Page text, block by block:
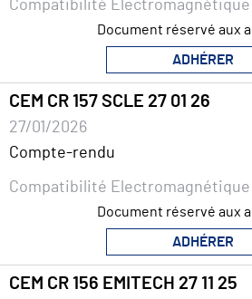
Compatibilité Electromagnétique
Document réservé aux
ADHÉRER
CEM CR 157 SCLE 27 01 26
27/01/2026
Compte-rendu
Compatibilité Electromagnétique
Document réservé aux
ADHÉRER
CEM CR 156 EMITECH 27 11 25